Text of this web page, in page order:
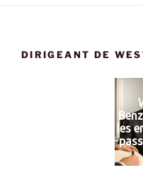
DIRIGEANT DE
les